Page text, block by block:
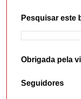
Pesquisar este
Obrigada pela
Seguidores